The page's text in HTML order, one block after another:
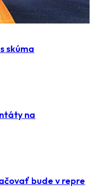
skúma
na
bude v repre